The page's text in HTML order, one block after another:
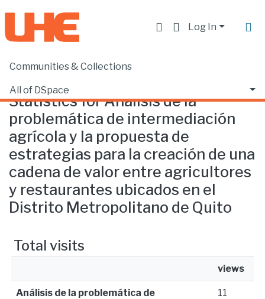
Log In
Communities & Collections
All of DSpace
Home Statistics
Statistics for Análisis de la
problemática de intermediación
agrícola y la propuesta de
estrategias para la creación de una
cadena de valor entre agricultores
y restaurantes ubicados en el
Distrito Metropolitano de Quito
Total visits
views
Análisis de la problemática de
11